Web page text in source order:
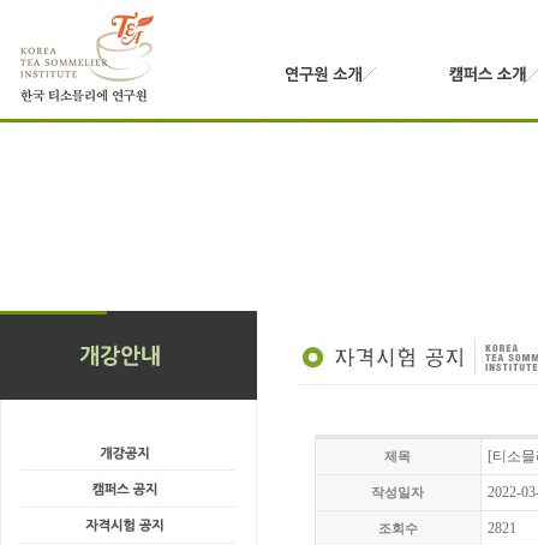
제목 [티소
작성일자 2022-
조회수 2821